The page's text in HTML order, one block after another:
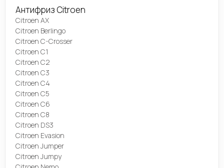
Антифриз Citroen
Citroen AX
Citroen Berlingo
Citroen C-Crosser
Citroen C1
Citroen C2
Citroen C3
Citroen C4
Citroen C5
Citroen C6
Citroen C8
Citroen DS3
Citroen Evasion
Citroen Jumper
Citroen Jumpy